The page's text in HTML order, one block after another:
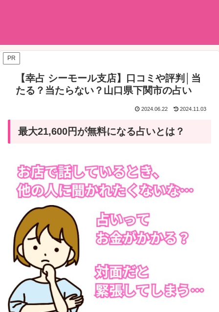
PR
【幸占 シーモール支店】口コミや評判│当
たる？当たらない？山口県下関市の占い
2024.06.22 2024.11.03
最大21,600円が無料になる占いとは？